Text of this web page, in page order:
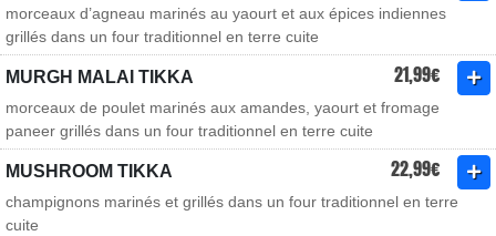
morceaux d’agneau marinés au yaourt et aux épices indiennes
grillés dans un four traditionnel en terre cuite
MURGH MALAI TIKKA 21,99€
morceaux de poulet marinés aux amandes, yaourt et fromage
paneer grillés dans un four traditionnel en terre cuite
MUSHROOM TIKKA 22,99€
champignons marinés et grillés dans un four traditionnel en terre
cuite